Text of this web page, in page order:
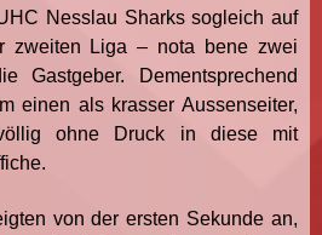
Nesslau Sharks sogleich auf
zweiten Liga – nota bene zwei
Gastgeber. Dementsprechend
einen als krasser Aussenseiter,
ohne Druck in diese mit
von der ersten Sekunde an,